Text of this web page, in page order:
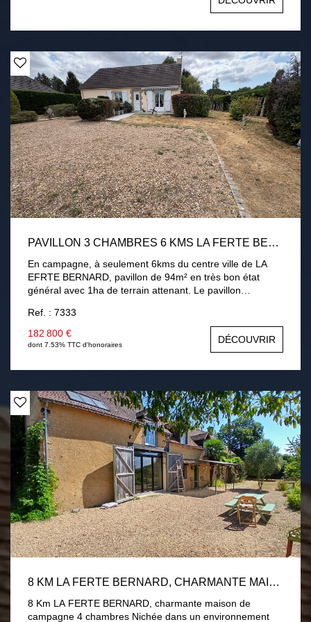
3000 m2 environ avec terrasse, cour intérieur et appentis
chauffage électrique, conduit existant pour poêle Tout à
l'égout Une visite s'impose !
PAVILLON 3 CHAMBRES 6 KMS LA FERTE BERNARD 1HA DE TERRAIN
En campagne, à seulement 6kms du centre ville de LA
EFRTE BERNARD, pavillon de 94m² en très bon état
général avec 1ha de terrain attenant. Le pavillon
salon-séjour avec poêle à granulés, une chambre, une
salle d'eau. En demi palier deux chambres. Garage,
buanderie. Menuiseries PVC double vitrage volets
roulants électrique. Assainissement par fosse toutes eaux
conforme. Terrain de 1 hectare divisé en près et verger
Ref. : 7333
182 800 €
dont 7.53% TTC d'honoraires DÉCOUVRIR
8 KM LA FERTE BERNARD, CHARMANTE MAISON DE CAMPAGNE 4 CHAMBRES
8 Km LA FERTE BERNARD, charmante maison de
campagne 4 chambres Nichée dans un environnement